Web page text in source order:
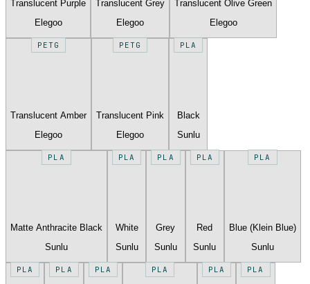
Translucent Purple
Elegoo
Translucent Grey
Elegoo
Translucent Olive Green
Elegoo
PETG
Translucent Amber
Elegoo
PETG
Translucent Pink
Elegoo
PLA
Black
Sunlu
PLA
Matte Anthracite Black
Sunlu
PLA
White
Sunlu
PLA
Grey
Sunlu
PLA
Red
Sunlu
PLA
Blue (Klein Blue)
Sunlu
PLA PLA PLA PLA PLA PLA